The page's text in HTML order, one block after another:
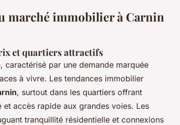
marché immobilier à Carnin
et quartiers attractifs
caractérisé par une demande marquée
à vivre. Les tendances immobilier
, surtout dans les quartiers offrant
accès rapide aux grandes voies. Les
tranquillité résidentielle et connexions